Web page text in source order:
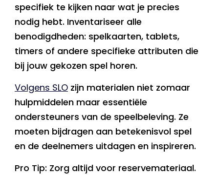
specifiek te kijken naar wat je precies
nodig hebt. Inventariseer alle
benodigdheden: spelkaarten, tablets,
timers of andere specifieke attributen die
bij jouw gekozen spel horen.
Volgens SLO zijn materialen niet zomaar
hulpmiddelen maar essentiële
ondersteuners van de speelbeleving. Ze
moeten bijdragen aan betekenisvol spel
en de deelnemers uitdagen en inspireren.
Pro Tip: Zorg altijd voor reservemateriaal.